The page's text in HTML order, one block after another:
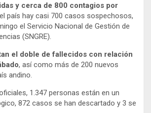
y cerca de 800 contagios por
país hay casi 700 casos sospechosos,
el Servicio Nacional de Gestión de
(SNGRE).
el doble de fallecidos con relación
, así como más de 200 nuevos
andino.
1.347 personas están en un
872 casos se han descartado y 3 se